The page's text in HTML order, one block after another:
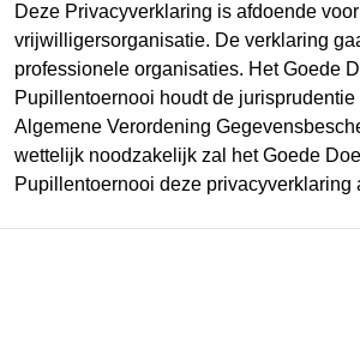
Deze Privacyverklaring is afdoende
vrijwilligersorganisatie. De verklaring
professionele organisaties. Het Goede
Pupillentoernooi houdt de
Algemene Verordening
wettelijk noodzakelijk zal het Goede
Pupillentoernooi deze privacyverklaring